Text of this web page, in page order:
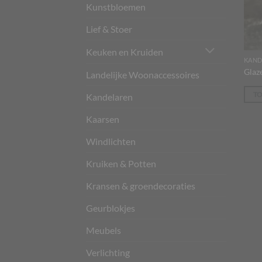
Kunstbloemen
Lief & Stoer
Keuken en Kruiden
Landelijke Woonaccessoires
Kandelaren
Kaarsen
Windlichten
Kruiken & Potten
Kransen & groendecoraties
Geurblokjes
Meubels
Verlichting